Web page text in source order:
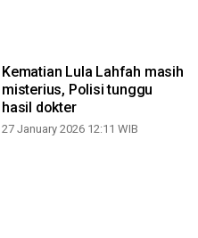
Kematian Lula Lahfah masih
misterius, Polisi tunggu
hasil dokter
27 January 2026 12:11 WIB